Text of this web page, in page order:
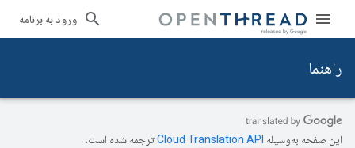
ورود به برنامه
راهنما
این صفحه به‌وسیله ترجمه شده است.